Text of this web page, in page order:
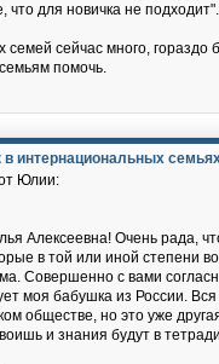
что для новичка не подходит".
семей сейчас много,
помочь.
в интернациональных
Юлии:
Алексеевна! Очень рада,
в той или иной степени
Совершенно с вами
моя бабушка из России.
обществе, но это уже
и знания будут в